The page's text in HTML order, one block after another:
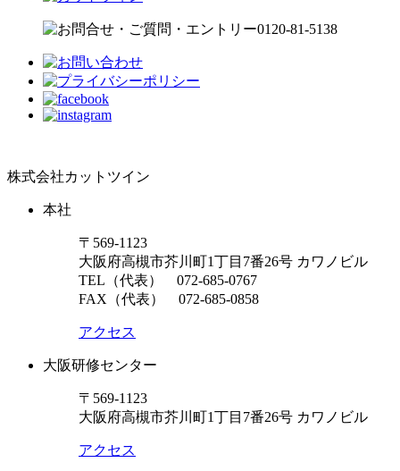
株式会社カットツイン
本社
〒569-1123
大阪府高槻市芥川町1丁目7番26号 カワノビル
TEL（代表） 072-685-0767
FAX（代表） 072-685-0858
アクセス
大阪研修センター
〒569-1123
大阪府高槻市芥川町1丁目7番26号 カワノビル
アクセス